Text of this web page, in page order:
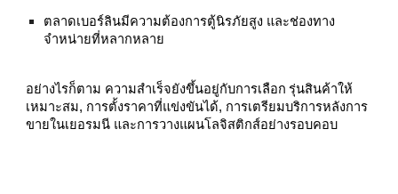
ตลาดเบอร์ลินมีความต้องการตู้นิรภัยสูง และช่องทาง
จำหน่ายที่หลากหลาย
อย่างไรก็ตาม ความสำเร็จยังขึ้นอยู่กับการเลือก รุ่นสินค้าให้
เหมาะสม, การตั้งราคาที่แข่งขันได้, การเตรียมบริการหลังการ
ขายในเยอรมนี และการวางแผนโลจิสติกส์อย่างรอบคอบ